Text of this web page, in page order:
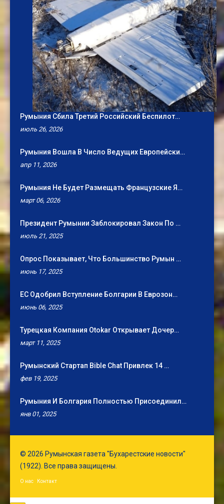
Румыния Сбила Третий Российский Беспилот…
июль 26, 2026
Румыния Вошла В Число Ведущих Европейски…
апр 11, 2026
Румыния Не Будет Размещать Французские Я…
март 06, 2026
Президент Румынии Заблокировал Закон По …
июль 21, 2025
Опрос Показывает, Что Большинство Румын …
июнь 17, 2025
ЕС Одобрил Вступление Болгарии В Еврозон…
июнь 06, 2025
Турецкая Компания Otokar Открывает Дочер…
март 11, 2025
Румынский Стартап Bible Chat Привлек 14 …
фев 19, 2025
Румыния И Болгария Полностью Присоединил…
янв 01, 2025
© 2026 Румынская газета "Бухарестские новости"
(1922). Все права защищены.
О нас Контакт